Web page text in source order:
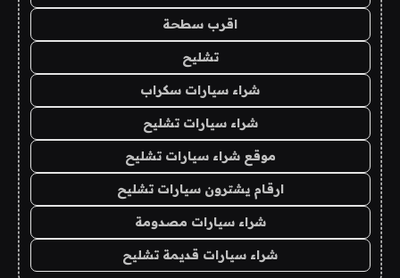
اقرب سطحة
تشليح
شراء سيارات سكراب
شراء سيارات تشليح
موقع شراء سيارات تشليح
ارقام يشترون سيارات تشليح
شراء سيارات مصدومة
شراء سيارات قديمة تشليح